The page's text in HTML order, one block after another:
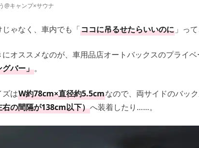
@キャンプ×サウナ
ゃなく、車内でも「ココに吊るせたらいいのに」って
オススメなのが、車用品店オートバックスのプライベ
バー」。
ズはW約78cm×直径約5.5cmなので、両サイドのバッ
右の間隔が138cm以下）へ装着したり……。